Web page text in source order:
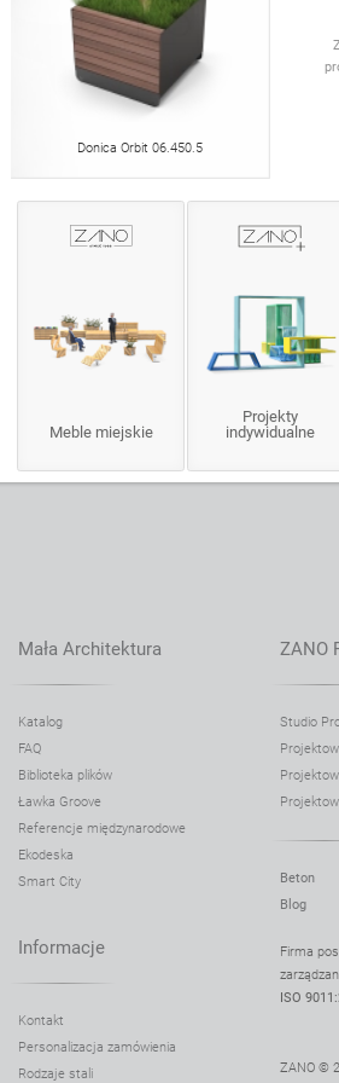
Donica Orbit 06.450.5
Meble miejskie
Projekty
indywidualne
Mała Architektura
Katalog
FAQ
Biblioteka plików
Ławka Groove
Referencje międzynarodowe
Ekodeska
Smart City
ZANO
Studio
Beton
Blog
Informacje
Kontakt
Personalizacja zamówienia
Rodzaje stali
Firma
ISO
ZANO ©